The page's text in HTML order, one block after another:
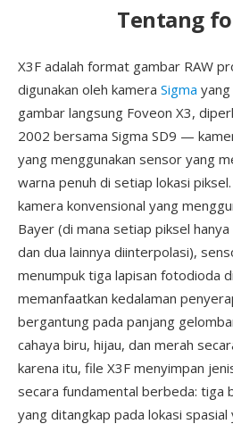
Tentang
X3F adalah format gambar RAW
digunakan oleh kamera Sigma
gambar langsung Foveon X3,
2002 bersama Sigma SD9 —
yang menggunakan sensor yang
warna penuh di setiap lokasi
kamera konvensional yang
Bayer (di mana setiap piksel
dan dua lainnya diinterpolasi),
menumpuk tiga lapisan fotodioda
memanfaatkan kedalaman
bergantung pada panjang
cahaya biru, hijau, dan merah
karena itu, file X3F menyimpan
secara fundamental berbeda: tiga
yang ditangkap pada lokasi